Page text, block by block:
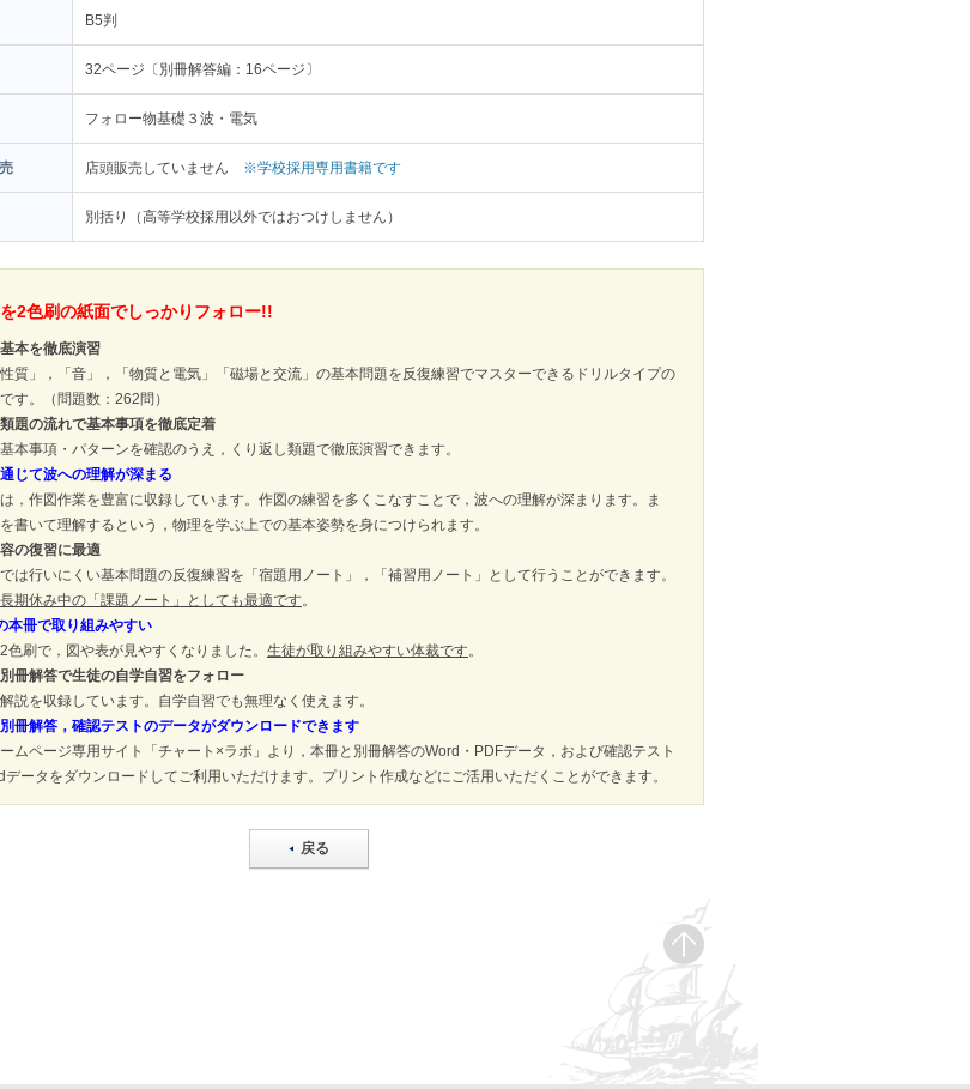
B5判
32ページ〔別冊解答編：16ページ〕
フォロー物基礎３波・電気
店頭販売していません ※学校採用専用書籍です
別括り（高等学校採用以外ではおつけしません）
2色刷の紙面でしっかりフォロー!!
本を徹底演習
性質」，「音」，「物質と電気」「磁場と交流」の基本問題を反復練習でマスターできるドリルタイプの
す。（問題数：262問）
題の流れで基本事項を徹底定着
本事項・パターンを確認のうえ，くり返し類題で徹底演習できます。
じて波への理解が深まる
，作図作業を豊富に収録しています。作図の練習を多くこなすことで，波への理解が深まります。ま
書いて理解するという，物理を学ぶ上での基本姿勢を身につけられます。
の復習に最適
は行いにくい基本問題の反復練習を「宿題用ノート」，「補習用ノート」として行うことができます。
長期休み中の「課題ノート」としても最適です。
本冊で取り組みやすい
色刷で，図や表が見やすくなりました。 生徒が取り組みやすい体裁です。
冊解答で生徒の自学自習をフォロー
説を収録しています。自学自習でも無理なく使えます。
冊解答，確認テストのデータがダウンロードできます
ムページ専用サイト「チャート×ラボ」より，本冊と別冊解答のWord・PDFデータ，および確認テスト
データをダウンロードしてご利用いただけます。プリント作成などにご活用いただくことができます。
戻る